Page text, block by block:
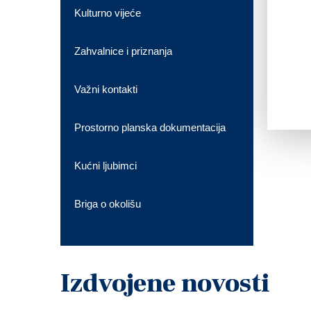
Kulturno vijeće
Zahvalnice i priznanja
Važni kontakti
Prostorno planska dokumentacija
Kućni ljubimci
Briga o okolišu
Izdvojene novosti